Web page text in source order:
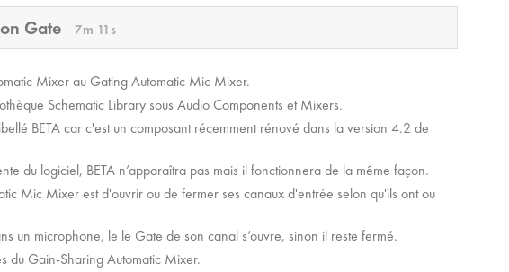
Gate 7m 11s
Mixer au Gating Automatic Mic Mixer.
Schematic Library sous Audio Components et Mixers.
BETA car c'est un composant récemment rénové dans la version 4.2 de
du logiciel, BETA n’apparaîtra pas mais il fonctionnera de la même façon.
Mic Mixer est d'ouvrir ou de fermer ses canaux d'entrée selon qu'ils ont ou
un microphone, le le Gate de son canal s’ouvre, sinon il reste fermé.
du Gain-Sharing Automatic Mixer.